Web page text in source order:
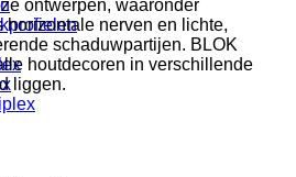
ontwerpen, waaronder
horizontale nerven en lichte,
schaduwpartijen. BLOK
houtdecoren in verschillende
liggen.